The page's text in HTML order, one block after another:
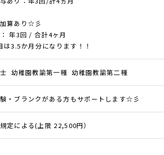
算あり☆彡
年3回 / 合計4ヶ月
は3.5か月分になります！！
幼稚園教諭第一種 幼稚園教諭第二種
・ブランクがある方もサポートします☆彡
定による(上限 22,500円）